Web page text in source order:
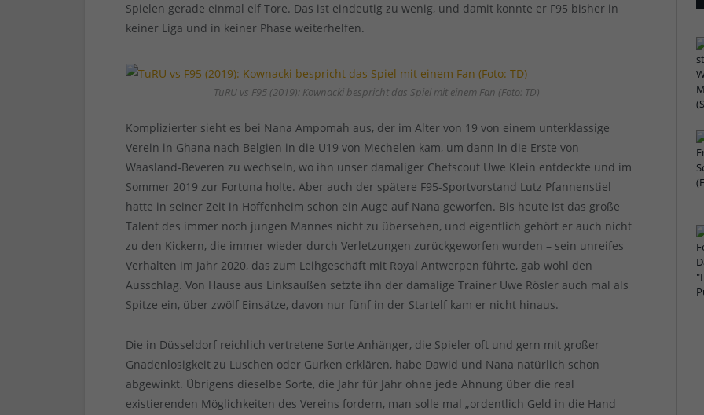
Spielen gerade einmal elf Tore. Das ist eindeutig zu wenig, und damit konnte er F95 bisher in
keiner Liga und in keiner Phase weiterhelfen.
TuRU vs F95 (2019): Kownacki bespricht das Spiel mit einem Fan (Foto: TD)
Komplizierter sieht es bei Nana Ampomah aus, der im Alter von 19 von einem unterklassige
Verein in Ghana nach Belgien in die U19 von Mechelen kam, um dann in die Erste von
Waasland-Beveren zu wechseln, wo ihn unser damaliger Chefscout Uwe Klein entdeckte und im
Sommer 2019 zur Fortuna holte. Aber auch der spätere F95-Sportvorstand Lutz Pfannenstiel
hatte in seiner Zeit in Hoffenheim schon ein Auge auf Nana geworfen. Bis heute ist das große
Talent des immer noch jungen Mannes nicht zu übersehen, und eigentlich gehört er auch nicht
zu den Kickern, die immer wieder durch Verletzungen zurückgeworfen wurden – sein unreifes
Verhalten im Jahr 2020, das zum Leihgeschäft mit Royal Antwerpen führte, gab wohl den
Ausschlag. Von Hause aus Linksaußen setzte ihn der damalige Trainer Uwe Rösler auch mal als
Spitze ein, über zwölf Einsätze, davon nur fünf in der Startelf kam er nicht hinaus.
Die in Düsseldorf reichlich vertretene Sorte Anhänger, die Spieler oft und gern mit großer
Gnadenlosigkeit zu Luschen oder Gurken erklären, habe Dawid und Nana natürlich schon
abgewinkt. Übrigens dieselbe Sorte, die Jahr für Jahr ohne jede Ahnung über die real
existierenden Möglichkeiten des Vereins fordern, man solle mal „ordentlich Geld in die Hand